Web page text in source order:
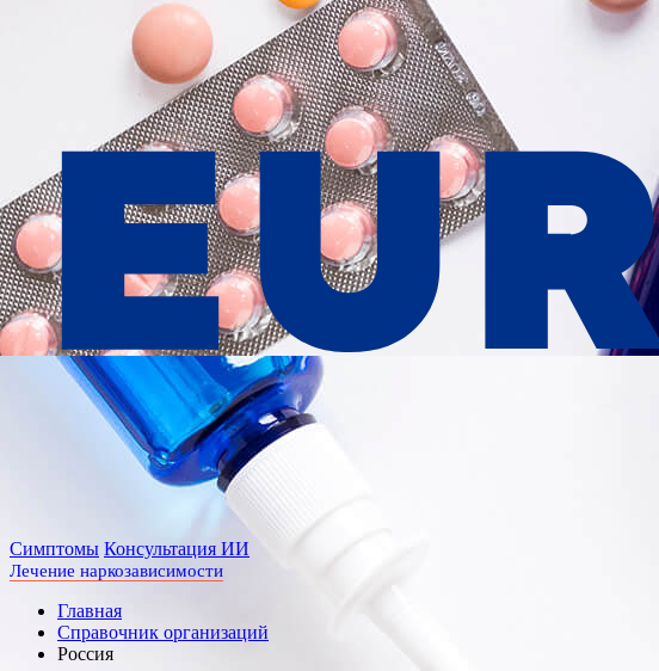
Cимптомы Консультация ИИ
Лечение наркозависимости
Главная
Справочник организаций
Россия